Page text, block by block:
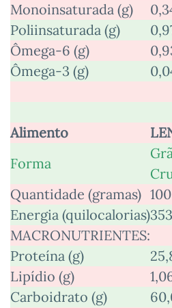
Monoinsaturada (g)
Poliinsaturada (g)
Ômega-6 (g)
Ômega-3 (g)
Alimento
Forma
Quantidade (gramas) 100
Energia (quilocalorias)353
MACRONUTRIENTES:
Proteína (g)
Lipídio (g)
Carboidrato (g)